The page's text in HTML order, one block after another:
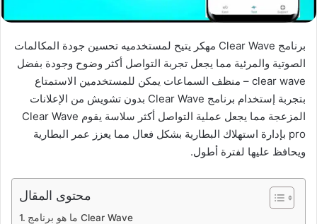
برنامج Clear Wave مهكر يتيح لمستخدميه تحسين جودة المكالمات
الصوتية والمرئية مما يجعل تجربة التواصل أكثر وضوح وجودة بفضل
clear wave – منظف السماعات يمكن للمستخدمين الاستمتاع
بتجربة إستخدام برنامج Clear Wave بدون تشويش من الإعلانات
المزعجة مما يجعل عملية التواصل أكثر سلاسة يقوم Clear Wave
pro بإدارة استهلاك البطارية بشكل فعال مما يعزز عمر البطارية
ويحافظ عليها لفترة أطول.
محتوى المقال
ما هو برنامج Clear Wave